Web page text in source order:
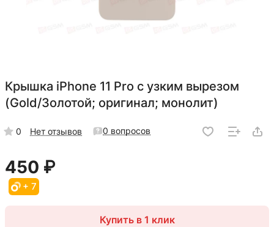
Крышка iPhone 11 Pro с узким вырезом
(Gold/Золотой; оригинал; монолит)
0 Нет отзывов 0 вопросов
450 ₽
+ 7
Купить в 1 клик